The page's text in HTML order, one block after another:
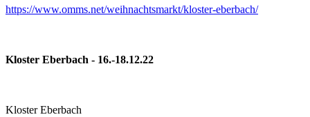
https://www.omms.net/weihnachtsmarkt/kloster-eberbach/
Kloster Eberbach - 16.-18.12.22
Kloster Eberbach